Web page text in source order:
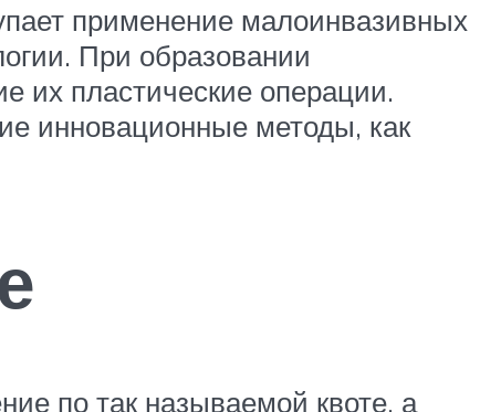
применение малоинвазивных
При образовании
их пластические операции.
инновационные методы, как
по так называемой квоте, а